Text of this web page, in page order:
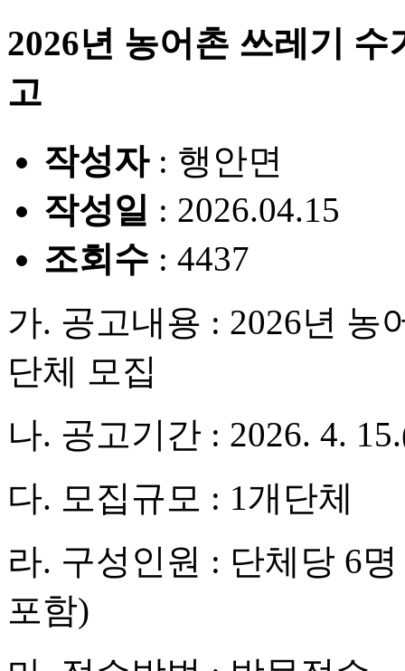
2026년 농어촌 쓰레기
고
작성자: 행안면
작성일 : 2026.04.15
조회수 : 4437
가. 공고내용 : 2026년 농
단체 모집
나. 공고기간 : 2026. 4.
다. 모집규모 : 1개단체
라. 구성인원 : 단체당 6
포함)